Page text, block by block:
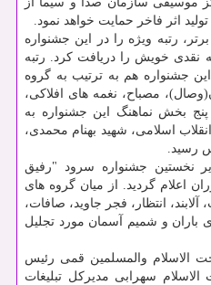
اثر فاخر حمایت خواهد نمود.
رتبه ویژه را در این جشنواره
نقدی خویش را دریافت کرد. رتبه
جشنواره هم به ترتیب به گروه
مصباح، نغمه های افلاکی،
بخش نماهنگ این جشنواره به
اسلامی، شهید بهنام محمدی،
رسید.
نخستین جشنواره سرود "رفیق
اعلام گردید. از میان گروه های
انتظار، فجر جاوید، صافات،
باران و شمیم آسمان مورد تجلیل
الاسلام والمسلمین قمی رئیس
سهرابی مدیرکل تبلیغات